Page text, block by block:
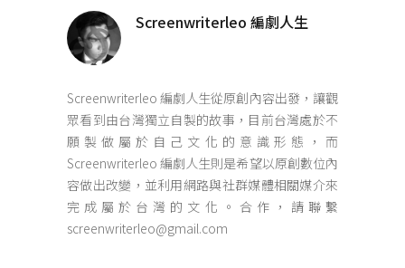
Screenwriterleo 編劇人生
Screenwriterleo 編劇人生從原創內容出發，讓觀
眾看到由台灣獨立自製的故事，目前台灣處於不
願製做屬於自己文化的意識形態，而
Screenwriterleo 編劇人生則是希望以原創數位內
容做出改變，並利用網路與社群媒體相關媒介來
完成屬於台灣的文化。合作，請聯繫
screenwriterleo@gmail.com